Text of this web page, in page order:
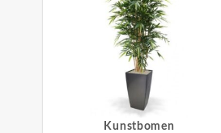
Kunstbomen